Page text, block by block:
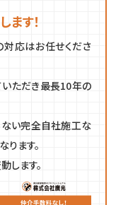
す！
応はお任せくださ
ただき最長10年の
い完全自社施工な
ます。
します。